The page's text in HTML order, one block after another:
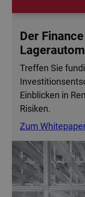
Der
Treffen Sie
Einblicken in
Risiken.
Zum